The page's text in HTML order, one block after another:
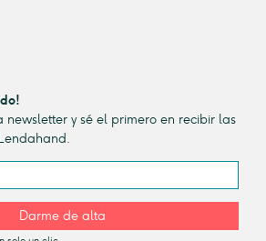
newsletter y sé el primero en recibir las
Darme de alta